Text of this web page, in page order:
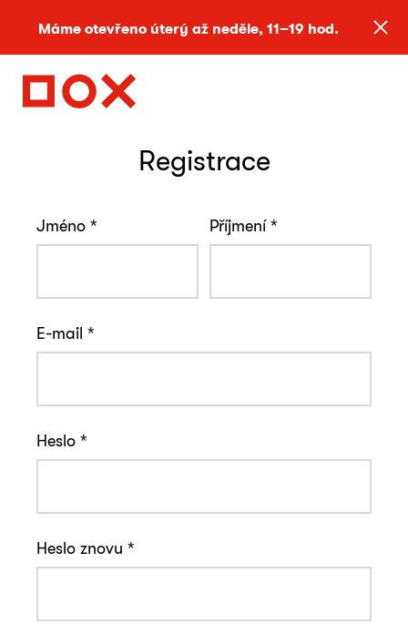
Máme otevřeno úterý až neděle, 11–19 hod.
Registrace
Jméno * Příjmení*
E-mail *
Heslo *
Heslo znovu *